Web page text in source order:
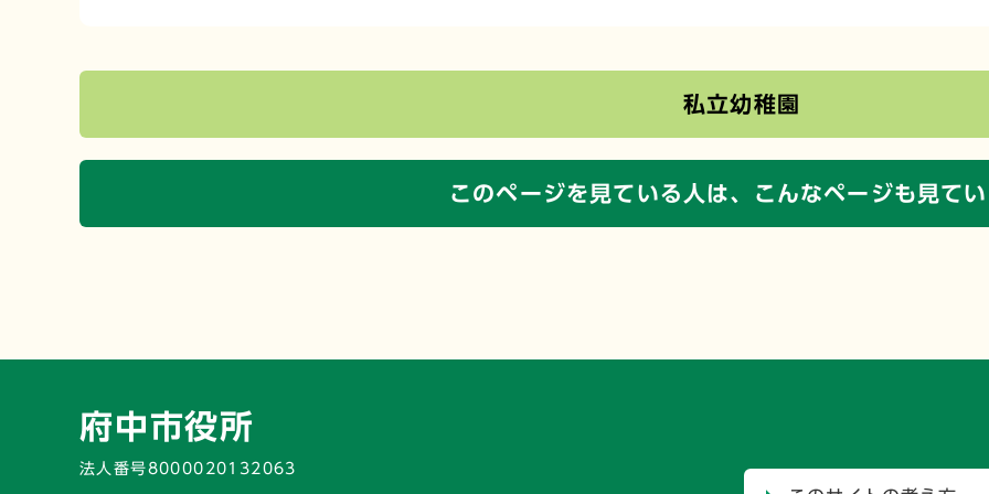
私立幼稚園
このページを見ている人は、 こんなページも見て
府中市役所
法人番号8000020132063